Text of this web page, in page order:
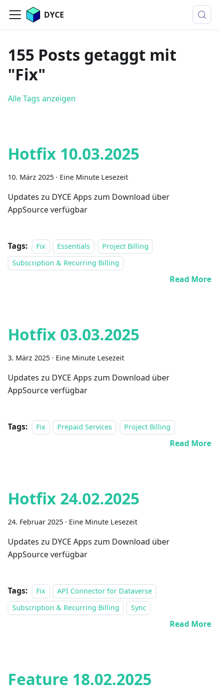
DYCE
155 Posts getaggt mit
"Fix"
Alle Tags anzeigen
Hotfix 10.03.2025
10. März 2025 · Eine Minute Lesezeit
Updates zu DYCE Apps zum Download über
AppSource verfügbar
Tags: Fix Essentials
Project Billing
Subscription & Recurring Billing
Read More
Hotfix 03.03.2025
3. März 2025 · Eine Minute Lesezeit
Updates zu DYCE Apps zum Download über
AppSource verfügbar
Tags: Fix Prepaid Services Project Billing
Read More
Hotfix 24.02.2025
24. Februar 2025 · Eine Minute Lesezeit
Updates zu DYCE Apps zum Download über
AppSource verfügbar
Tags: Fix
API Connector for Dataverse
Subscription & Recurring Billing
Sync
Read More
Feature 18.02.2025